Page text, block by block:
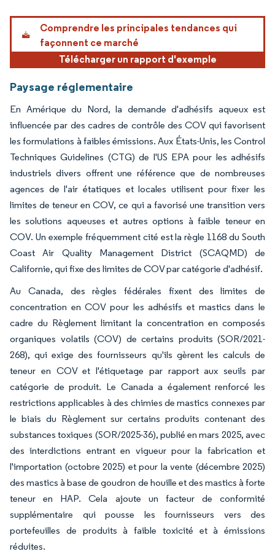
Image © Mordor Intelligence. La réutilisation nécessite une attribution sous CC BY
Comprendre les principales tendances qui
façonnent ce marché
Télécharger un rapport d'exemple
Paysage réglementaire
En Amérique du Nord, la demande d'adhésifs aqueux est
influencée par des cadres de contrôle des COV qui favorisent
les formulations à faibles émissions. Aux États-Unis, les Control
Techniques Guidelines (CTG) de l'US EPA pour les adhésifs
industriels divers offrent une référence que de nombreuses
agences de l'air étatiques et locales utilisent pour fixer les
limites de teneur en COV, ce qui a favorisé une transition vers
les solutions aqueuses et autres options à faible teneur en
COV. Un exemple fréquemment cité est la règle 1168 du South
Coast Air Quality Management District (SCAQMD) de
Californie, qui fixe des limites de COV par catégorie d'adhésif.
Au Canada, des règles fédérales fixent des limites de
concentration en COV pour les adhésifs et mastics dans le
cadre du Règlement limitant la concentration en composés
organiques volatils (COV) de certains produits (SOR/2021-
268), qui exige des fournisseurs qu'ils gèrent les calculs de
teneur en COV et l'étiquetage par rapport aux seuils par
catégorie de produit. Le Canada a également renforcé les
restrictions applicables à des chimies de mastics connexes par
le biais du Règlement sur certains produits contenant des
substances toxiques (SOR/2025-36), publié en mars 2025, avec
des interdictions entrant en vigueur pour la fabrication et
l'importation (octobre 2025) et pour la vente (décembre 2025)
des mastics à base de goudron de houille et des mastics à forte
teneur en HAP. Cela ajoute un facteur de conformité
supplémentaire qui pousse les fournisseurs vers des
portefeuilles de produits à faible toxicité et à émissions
réduites.